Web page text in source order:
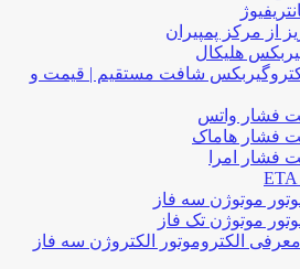
از مرکز پمپیران
هلیکال
شافت مستقیم | قیمت و
فشار واتس
فشار هاماک
فشار امرا
موتوژن سه فاز
موتوژن تک فاز
الکتروموتور الکتروژن سه فاز